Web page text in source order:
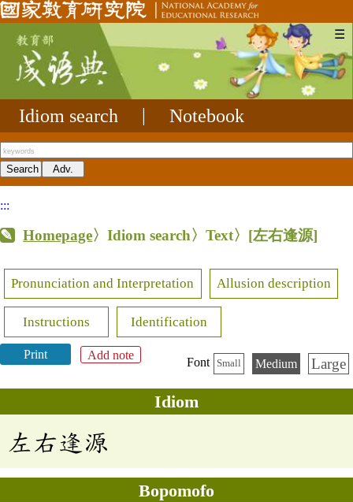
☰
Idiom search Notebook
:::
Homepage〉Idiom search〉Text〉 [左右逢源]
Pronunciation and Interpretation Allusion description
Instructions Identification
Print Add note
Font Small Medium Large
Idiom
左右逢源
Bopomofo